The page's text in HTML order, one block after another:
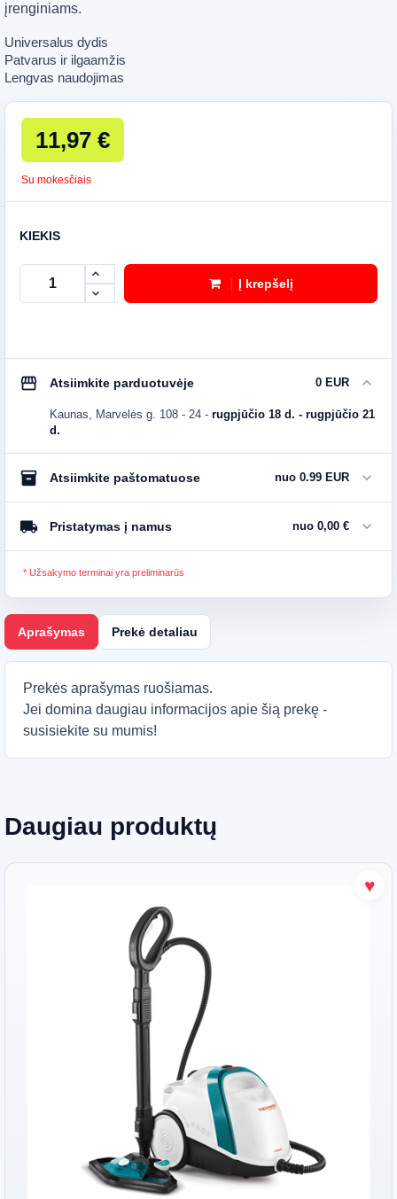
įrenginiams.
Universalus dydis
Patvarus ir ilgaamžis
Lengvas naudojimas
11,97 €
Su mokesčiais
KIEKIS
Į krepšelį
storefront Atsiimkite parduotuvėje 0 EUR expand_more
Kaunas, Marvelės g. 108 - 24 - rugpjūčio 18 d. - rugpjūčio 21
d.
inventory_2Atsiimkite paštomatuose nuo 0.99 EUR expand_more
local_shipping Pristatymas į namus nuo 0,00 € expand_more
* Užsakymo terminai yra preliminarūs
Aprašymas Prekė detaliau
Prekės aprašymas ruošiamas.
Jei domina daugiau informacijos apie šią prekę -
susisiekite su mumis!
Daugiau produktų